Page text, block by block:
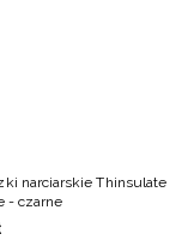
narciarskie Thinsulate
- czarne